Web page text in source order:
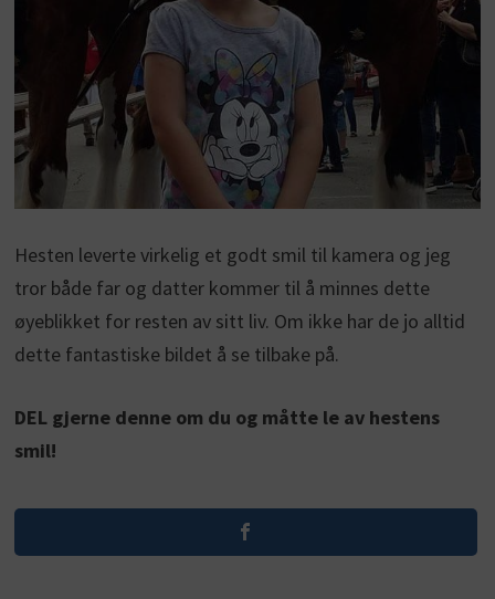
Hesten leverte virkelig et godt smil til kamera og jeg
tror både far og datter kommer til å minnes dette
øyeblikket for resten av sitt liv. Om ikke har de jo alltid
dette fantastiske bildet å se tilbake på.
DEL gjerne denne om du og måtte le av hestens
smil!